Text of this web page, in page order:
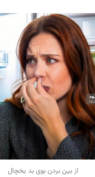
از بین بردن بوی بد یخچال